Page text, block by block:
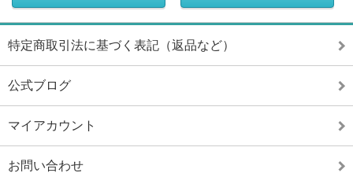
特定商取引法に基づく表記（返品など）
公式ブログ
マイアカウント
お問い合わせ